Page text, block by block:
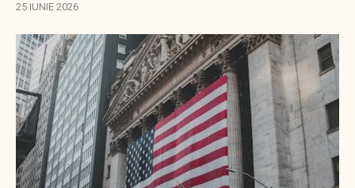
25 IUNIE 2026